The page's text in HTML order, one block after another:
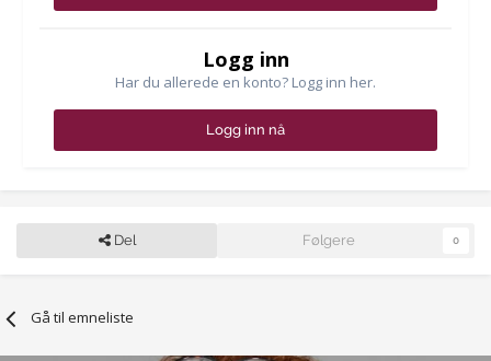
Logg inn
Har du allerede en konto? Logg inn her.
Logg inn nå
Del Følgere 0
Gå til emneliste